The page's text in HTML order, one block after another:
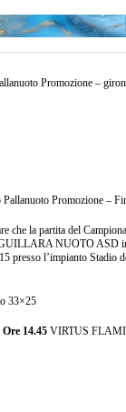
Promozione –
Promozione –
che la partita del
NUOTO ASD in
presso l’impianto Stadio
33×25
14.45VIRTUS